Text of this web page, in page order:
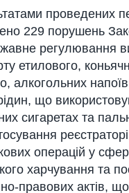
проведених
229 порушень
регулювання
етилового,
алкогольних
що
сигаретах та
операцій у
харчування та
правових актів,